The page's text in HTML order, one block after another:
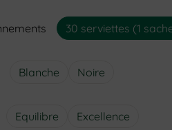
30 serviettes (1
Blanche Noire
Equilibre Excellence